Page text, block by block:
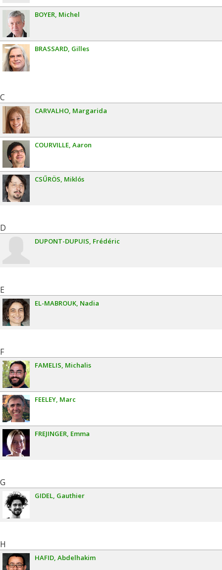
BOYER Michel
BRASSARD Gilles
C
CARVALHO Margarida
COURVILLE Aaron
CSŰRÖS Miklós
D
DUPONT-DUPUIS Frédéric
E
EL-MABROUK Nadia
F
FAMELIS Michalis
FEELEY Marc
FREJINGER Emma
G
GIDEL Gauthier
H
HAFID Abdelhakim